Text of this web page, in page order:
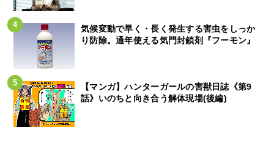
気候変動で早く・長く発生する害虫をしっか
り防除。通年使える気門封鎖剤『フーモン』
【マンガ】ハンターガールの害獣日誌《第9
話》いのちと向き合う解体現場(後編)